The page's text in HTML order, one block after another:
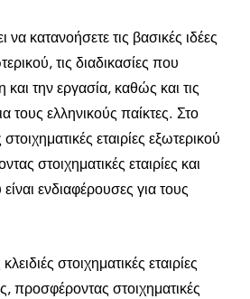
κατανοήσετε τις βασικές ιδέες
τις διαδικασίες που
την εργασία, καθώς και τις
τους ελληνικούς παίκτες. Στο
εταιρίες εξωτερικού
στοιχηματικές εταιρίες και
ενδιαφέρουσες για τους
στοιχηματικές εταιρίες
προσφέροντας στοιχηματικές